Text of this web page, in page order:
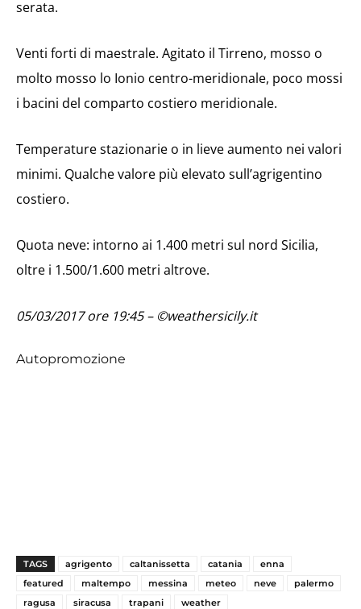
serata.
Venti forti di maestrale. Agitato il Tirreno, mosso o
molto mosso lo Ionio centro-meridionale, poco mossi
i bacini del comparto costiero meridionale.
Temperature stazionarie o in lieve aumento nei valori
minimi. Qualche valore più elevato sull’agrigentino
costiero.
Quota neve: intorno ai 1.400 metri sul nord Sicilia,
oltre i 1.500/1.600 metri altrove.
05/03/2017 ore 19:45 – ©weathersicily.it
Autopromozione
TAGS agrigento caltanissetta catania
enna
featured
maltempo messina meteo neve
palermo
ragusa
siracusa trapani weather